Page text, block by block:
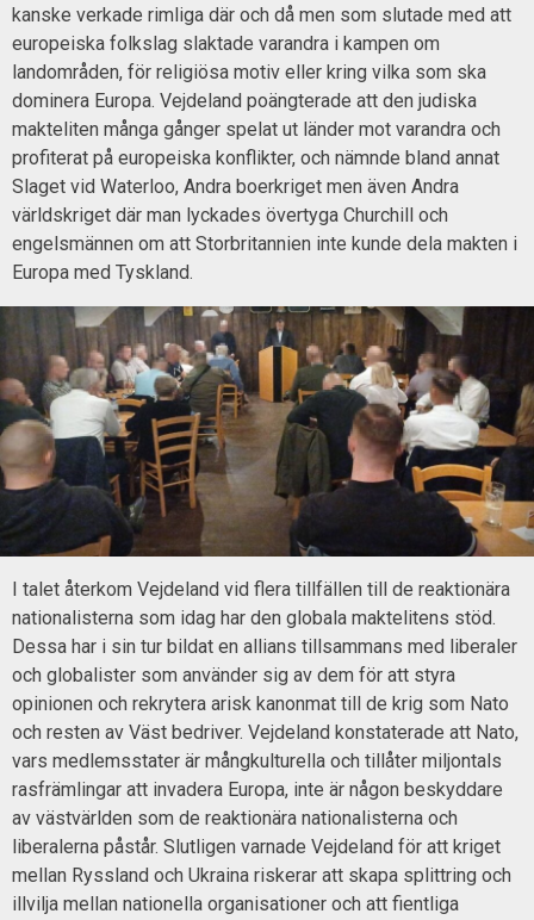
kanske verkade rimliga där och då men som slutade med att
europeiska folkslag slaktade varandra i kampen om
landområden, för religiösa motiv eller kring vilka som ska
dominera Europa. Vejdeland poängterade att den judiska
makteliten många gånger spelat ut länder mot varandra och
profiterat på europeiska konflikter, och nämnde bland annat
Slaget vid Waterloo, Andra boerkriget men även Andra
världskriget där man lyckades övertyga Churchill och
engelsmännen om att Storbritannien inte kunde dela makten i
Europa med Tyskland.
I talet återkom Vejdeland vid flera tillfällen till de reaktionära
nationalisterna som idag har den globala maktelitens stöd.
Dessa har i sin tur bildat en allians tillsammans med liberaler
och globalister som använder sig av dem för att styra
opinionen och rekrytera arisk kanonmat till de krig som Nato
och resten av Väst bedriver. Vejdeland konstaterade att Nato,
vars medlemsstater är mångkulturella och tillåter miljontals
rasfrämlingar att invadera Europa, inte är någon beskyddare
av västvärlden som de reaktionära nationalisterna och
liberalerna påstår. Slutligen varnade Vejdeland för att kriget
mellan Ryssland och Ukraina riskerar att skapa splittring och
illvilja mellan nationella organisationer och att fientliga